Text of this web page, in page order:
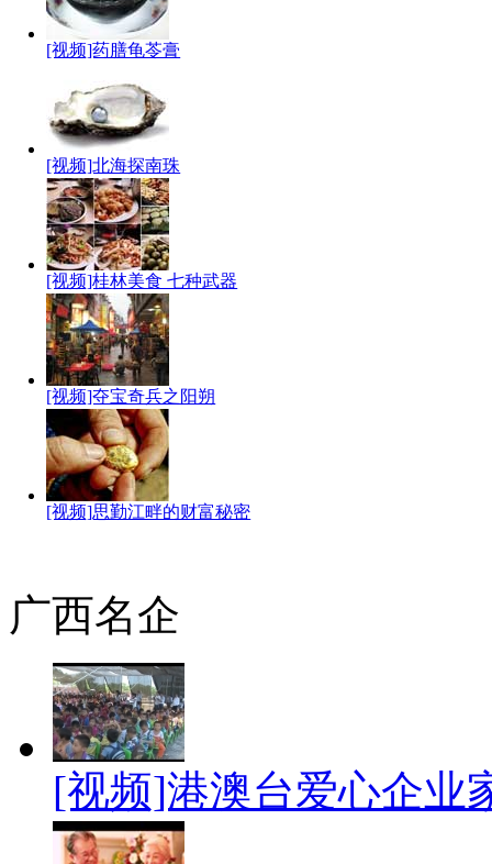
[视频]药膳龟苓膏
[视频]北海探南珠
[视频]桂林美食 七种武器
[视频]夺宝奇兵之阳朔
[视频]思勤江畔的财富秘密
广西名企
[视频]港澳台爱心企业